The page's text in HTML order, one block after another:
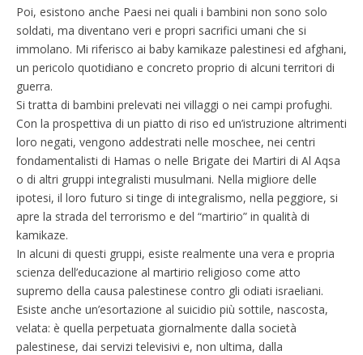
Poi, esistono anche Paesi nei quali i bambini non sono solo
soldati, ma diventano veri e propri sacrifici umani che si
immolano. Mi riferisco ai baby kamikaze palestinesi ed afghani,
un pericolo quotidiano e concreto proprio di alcuni territori di
guerra.
Si tratta di bambini prelevati nei villaggi o nei campi profughi.
Con la prospettiva di un piatto di riso ed un’istruzione altrimenti
loro negati, vengono addestrati nelle moschee, nei centri
fondamentalisti di Hamas o nelle Brigate dei Martiri di Al Aqsa
o di altri gruppi integralisti musulmani. Nella migliore delle
ipotesi, il loro futuro si tinge di integralismo, nella peggiore, si
apre la strada del terrorismo e del “martirio” in qualità di
kamikaze.
In alcuni di questi gruppi, esiste realmente una vera e propria
scienza dell’educazione al martirio religioso come atto
supremo della causa palestinese contro gli odiati israeliani.
Esiste anche un’esortazione al suicidio più sottile, nascosta,
velata: è quella perpetuata giornalmente dalla società
palestinese, dai servizi televisivi e, non ultima, dalla